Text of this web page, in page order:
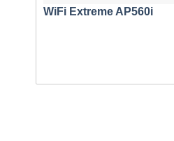
WiFi Extreme AP560i